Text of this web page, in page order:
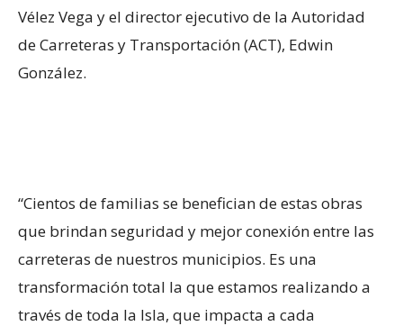
Vélez Vega y el director ejecutivo de la Autoridad
de Carreteras y Transportación (ACT), Edwin
González.
“Cientos de familias se benefician de estas obras
que brindan seguridad y mejor conexión entre las
carreteras de nuestros municipios. Es una
transformación total la que estamos realizando a
través de toda la Isla, que impacta a cada